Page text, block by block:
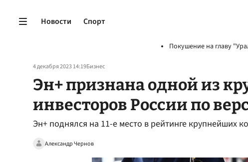
Новости Спорт
Покушение на главу
4 декабря 2023 14:19Бизнес
Эн+ признана одной из
инвесторов России по
Эн+ поднялся на 11-е место в рейтинге крупнейших
Александр Чернов